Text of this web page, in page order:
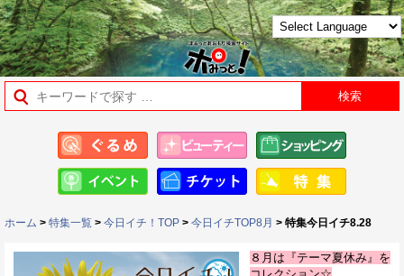
ホーム > 特集一覧 > 今日イチ！TOP > 今日イチTOP8月 > 特集今日イチ8.28
８月は『テーマ夏休み』を